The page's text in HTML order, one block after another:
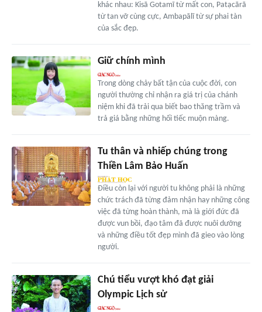
khác nhau: Kisā Gotamī từ mất con, Patạcārā
từ tan vỡ cùng cực, Ambapālī từ sự phai tàn
của sắc đẹp.
Giữ chính mình
Trong dòng chảy bất tận của cuộc đời, con
người thường chỉ nhận ra giá trị của chánh
niệm khi đã trải qua biết bao thăng trầm và
trả giá bằng những hối tiếc muộn màng.
Tu thân và nhiếp chúng trong
Thiền Lâm Bảo Huấn
Điều còn lại với người tu không phải là những
chức trách đã từng đảm nhận hay những công
việc đã từng hoàn thành, mà là giới đức đã
được vun bồi, đạo tâm đã được nuôi dưỡng
và những điều tốt đẹp mình đã gieo vào lòng
người.
Chú tiểu vượt khó đạt giải
Olympic Lịch sử